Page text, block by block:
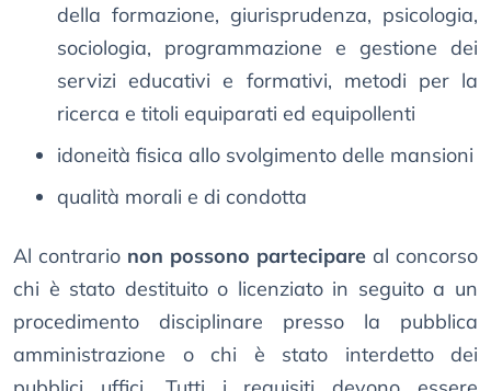
della formazione, giurisprudenza, psicologia,
sociologia, programmazione e gestione dei
servizi educativi e formativi, metodi per la
ricerca e titoli equiparati ed equipollenti
idoneità fisica allo svolgimento delle mansioni
qualità morali e di condotta
Al contrario non possono partecipare al concorso
chi è stato destituito o licenziato in seguito a un
procedimento disciplinare presso la pubblica
amministrazione o chi è stato interdetto dei